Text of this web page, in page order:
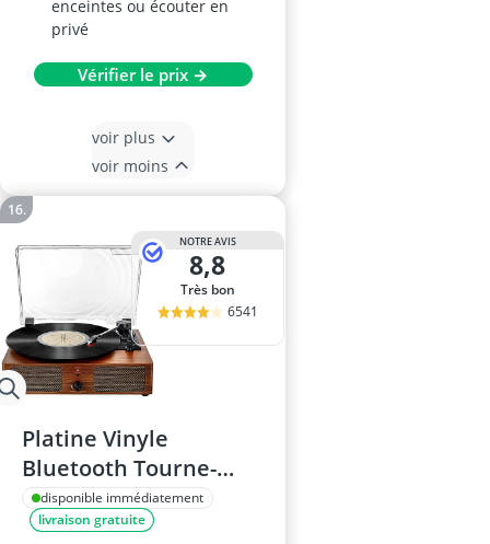
enceintes ou écouter en
privé
Vérifier le prix →
voir plus
voir moins
NOTRE AVIS
8,8
Très bon
6541
Platine Vinyle
Bluetooth Tourne-
Disque
disponible immédiatement
livraison gratuite